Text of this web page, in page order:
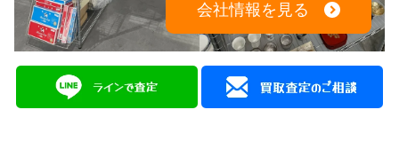
会社情報を見る